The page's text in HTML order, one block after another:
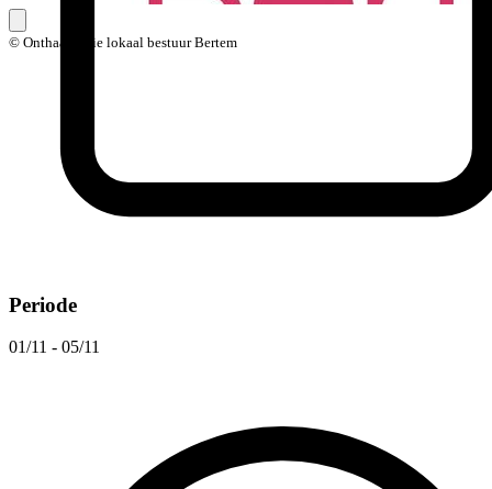
© Onthaal balie lokaal bestuur Bertem
Periode
01/11 - 05/11